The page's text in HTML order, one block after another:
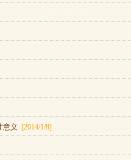
意义 [2014/1/8]